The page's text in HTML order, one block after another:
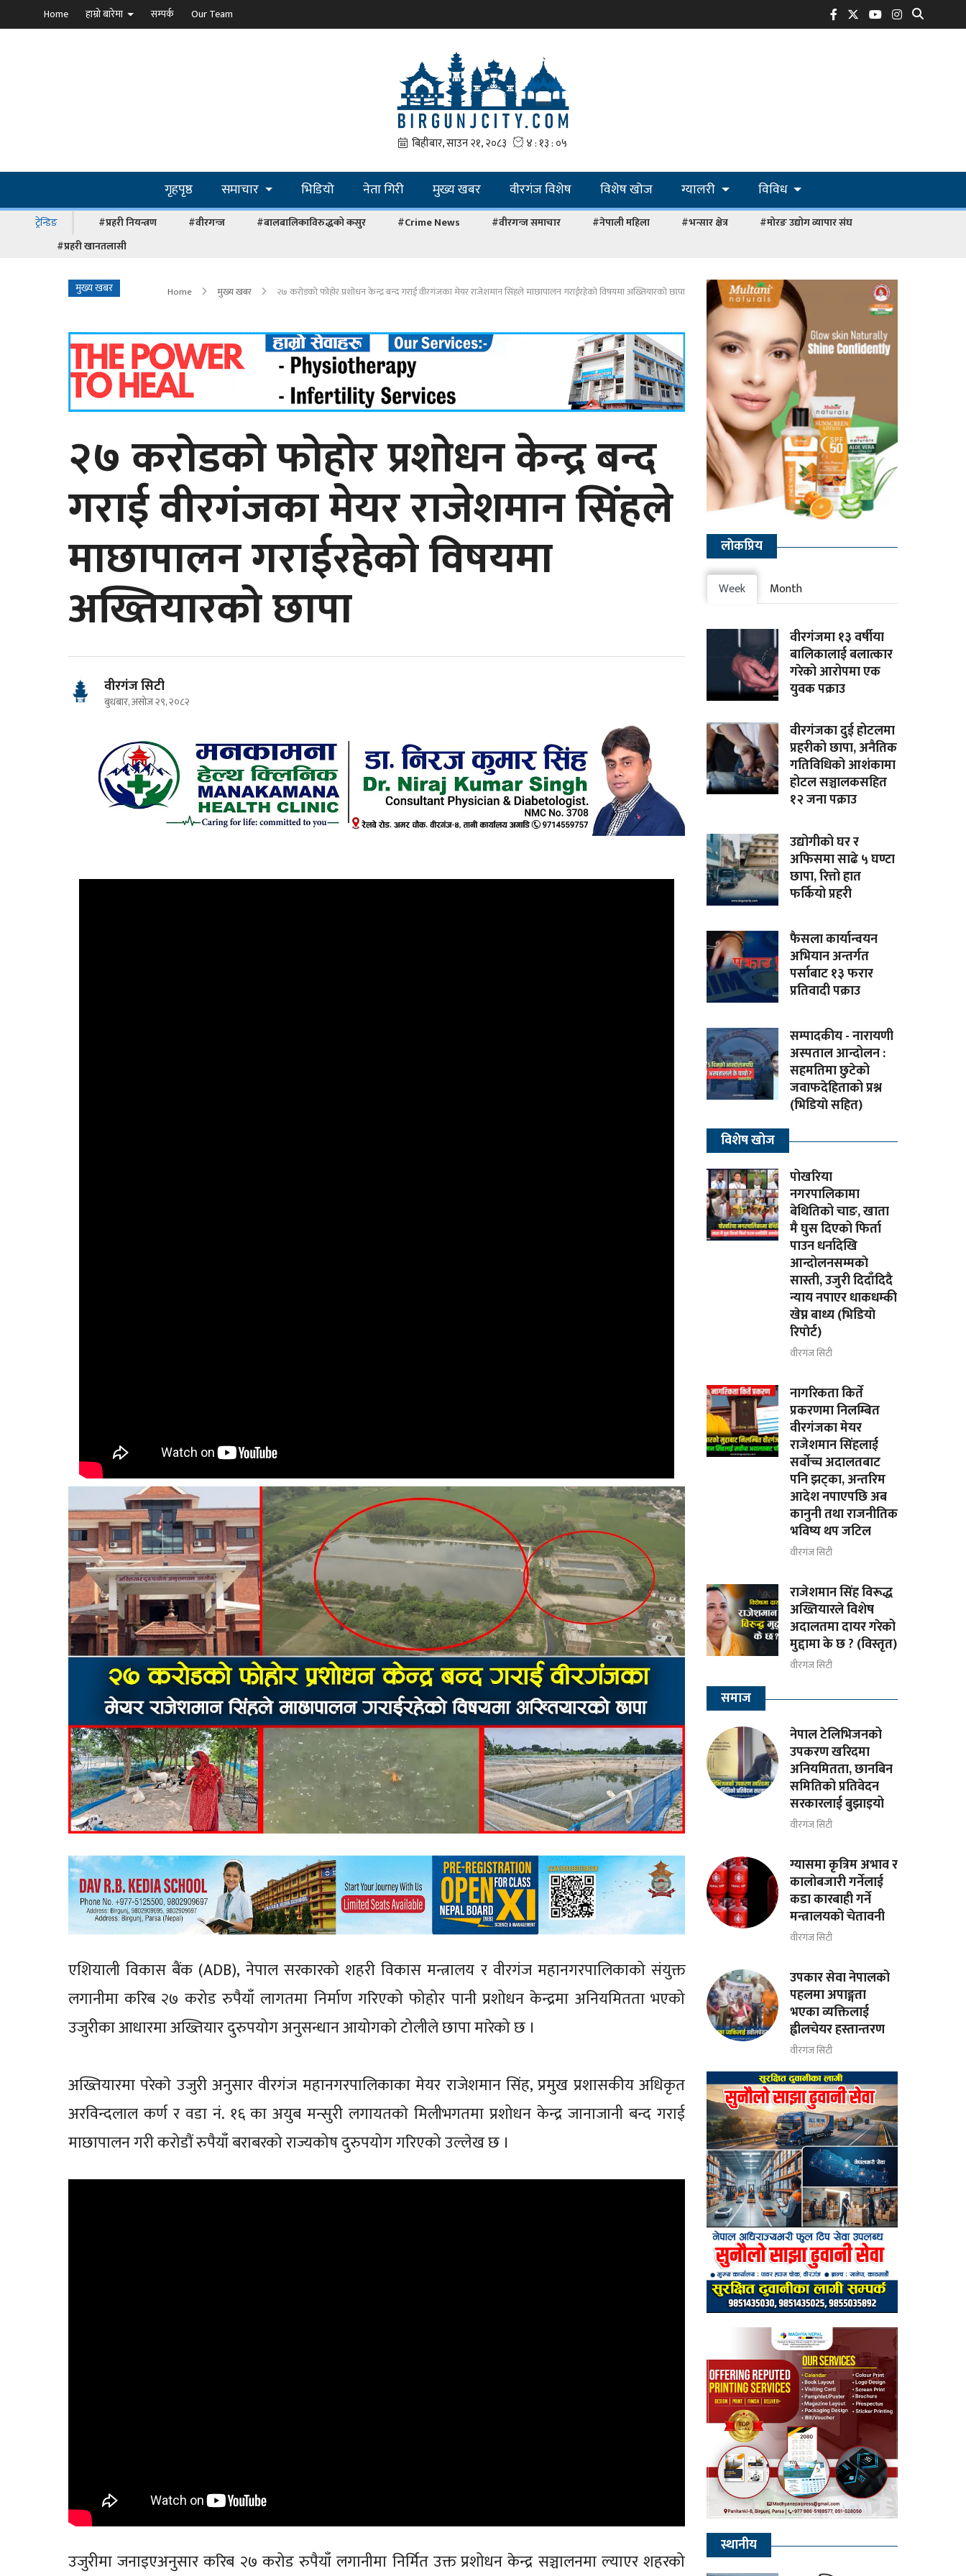
Home हाम्रो बारेमा सम्पर्क Our Team
गृहपृष्ठ समाचार भिडियो नेता गिरी मुख्य खबर वीरगंज विशेष विशेष खोज ग्यालरी विविध
ट्रेन्डिङ #प्रहरी नियन्त्रण #वीरगन्ज #बालबालिकाविरुद्धको कसुर #Crime News #वीरगन्ज समाचार #नेपाली महिला #भन्सार क्षेत्र
#मोरङ उद्योग व्यापार संघ
#प्रहरी खानतलासी
मुख्य खबर Home मुख्य खबर २७ करोडको फोहोर प्रशोधन केन्द्र बन्द गराई वीरगंजका मेयर राजेशमान सिंहले माछापालन गराईरहेकाे विषयमा अख्तियारको छापा
२७ करोडको फोहोर प्रशोधन केन्द्र बन्द
गराई वीरगंजका मेयर राजेशमान सिंहले
माछापालन गराईरहेकाे विषयमा
अख्तियारको छापा
वीरगंज सिटी
बुधबार, असोज २९, २०८२
एशियाली विकास बैंक (ADB), नेपाल सरकारको शहरी विकास मन्त्रालय र वीरगंज महानगरपालिकाको संयुक्त
लगानीमा करिब २७ करोड रुपैयाँ लागतमा निर्माण गरिएको फोहोर पानी प्रशोधन केन्द्रमा अनियमितता भएको
उजुरीका आधारमा अख्तियार दुरुपयोग अनुसन्धान आयोगको टोलीले छापा मारेको छ ।
अख्तियारमा परेकाे उजुरी अनुसार वीरगंज महानगरपालिकाका मेयर राजेशमान सिंह, प्रमुख प्रशासकीय अधिकृत
अरविन्दलाल कर्ण र वडा नं. १६ का अयुब मन्सुरी लगायतकाे मिलीभगतमा प्रशोधन केन्द्र जानाजानी बन्द गराई
माछापालन गरी करोडौं रुपैयाँ बराबरको राज्यकोष दुरुपयोग गरिएको उल्लेख छ ।
उजुरीमा जनाइएअनुसार करिब २७ करोड रुपैयाँ लगानीमा निर्मित उक्त प्रशोधन केन्द्र सञ्चालनमा ल्याएर शहरको
लाेकप्रिय
Week Month
वीरगंजमा १३ वर्षीया
बालिकालाई बलात्कार
गरेको आरोपमा एक
युवक पक्राउ
वीरगंजका दुई होटलमा
प्रहरीको छापा, अनैतिक
गतिविधिको आशंकामा
होटल सञ्चालकसहित
१२ जना पक्राउ
उद्योगीको घर र
अफिसमा साढे ५ घण्टा
छापा, रित्तो हात
फर्कियो प्रहरी
फैसला कार्यान्वयन
अभियान अन्तर्गत
पर्साबाट १३ फरार
प्रतिवादी पक्राउ
सम्पादकीय - नारायणी
अस्पताल आन्दोलन :
सहमतिमा छुटेको
जवाफदेहिताको प्रश्न
(भिडियाे सहित)
विशेष खोज
पोखरिया
नगरपालिकामा
बेथितिको चाङ, खाता
मै घुस दिएको फिर्ता
पाउन धर्नादेखि
आन्दोलनसम्मकाे
सास्ती, उजुरी दिदाँदिदै
न्याय नपाएर धाकधम्की
खेप्न बाध्य (भिडियाे
रिपाेर्ट)
वीरगंज सिटी
नागरिकता किर्ते
प्रकरणमा निलम्बित
वीरगंजका मेयर
राजेशमान सिंहलाई
सर्वोच्च अदालतबाट
पनि झट्का, अन्तरिम
आदेश नपाएपछि अब
कानुनी तथा राजनीतिक
भविष्य थप जटिल
वीरगंज सिटी
राजेशमान सिंह विरूद्ध
अख्तियारले विशेष
अदालतमा दायर गरेको
मुद्दामा के छ ? (विस्तृत)
वीरगंज सिटी
समाज
नेपाल टेलिभिजनको
उपकरण खरिदमा
अनियमितता, छानबिन
समितिको प्रतिवेदन
सरकारलाई बुझाइयो
वीरगंज सिटी
ग्यासमा कृत्रिम अभाव र
कालोबजारी गर्नेलाई
कडा कारबाही गर्ने
मन्त्रालयको चेतावनी
वीरगंज सिटी
उपकार सेवा नेपालको
पहलमा अपाङ्गता
भएका व्यक्तिलाई
ह्वीलचेयर हस्तान्तरण
वीरगंज सिटी
स्थानीय